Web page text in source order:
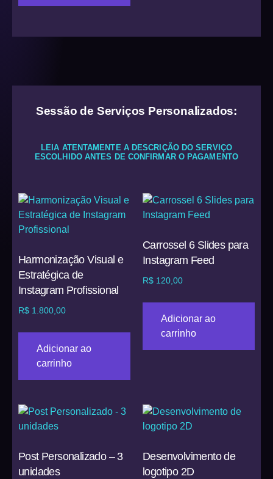
Sessão de Serviços Personalizados:
LEIA ATENTAMENTE A DESCRIÇÃO DO SERVIÇO
ESCOLHIDO ANTES DE CONFIRMAR O PAGAMENTO
Harmonização Visual e
Estratégica de
Instagram Profissional
R$ 1.800,00
Adicionar ao
carrinho
Carrossel 6 Slides para
Instagram Feed
R$ 120,00
Adicionar ao
carrinho
Post Personalizado – 3
unidades
Desenvolvimento de
logotipo 2D